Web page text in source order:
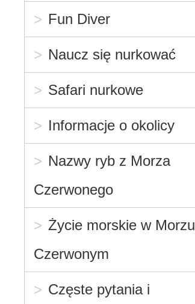
Fun Diver
Naucz się nurkować
Safari nurkowe
Informacje o okolicy
Nazwy ryb z Morza
Czerwonego
Życie morskie w Morzu
Czerwonym
Częste pytania i